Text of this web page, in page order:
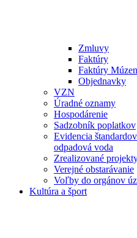
Zmluvy
Faktúry
Faktúry
Objednavky
VZN
Úradné oznamy
Hospodárenie
Sadzobník poplatkov
Evidencia
odpadová voda
Zrealizované
Verejné obstarávanie
Voľby do orgánov
Kultúra a šport